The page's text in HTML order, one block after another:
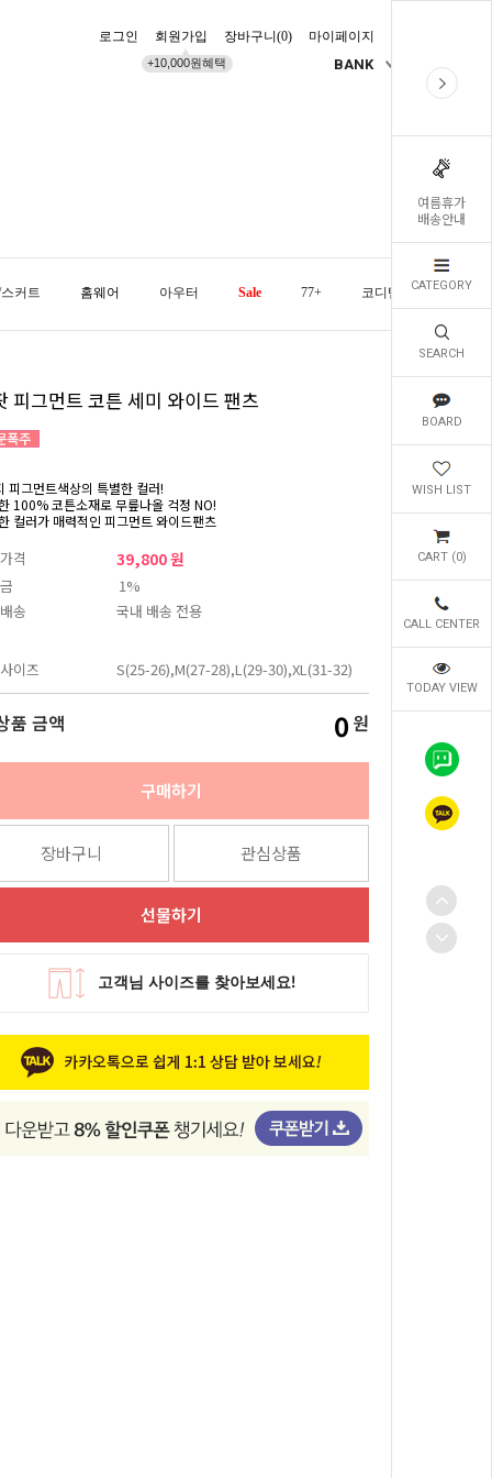
여름휴가
배송안내
CATEGORY
SEARCH
BOARD
WISH LIST
CART (0)
CALL CENTER
TODAY VIEW
로그인 회원가입
+10,000원혜택
장바구니(0) 마이페이지
BANK
커트 홈웨어 아우터 Sale 77+ 코디템 오늘발송
피그먼트 코튼 세미 와이드 팬츠
피그먼트색상의 특별한 컬러!
100% 코튼소재로 무릎나올 걱정 NO!
컬러가 매력적인 피그먼트 와이드팬츠
격 39,800 원
1%
송
국내 배송 전용
이즈 S(25-26),M(27-28),L(29-30),XL(31-32)
품 금액 0 원
구매하기
장바구니 관심상품
선물하기